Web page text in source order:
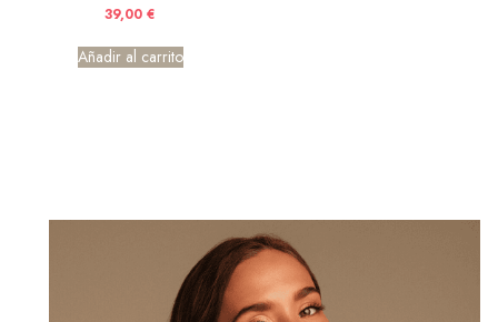
39,00 €
Añadir al carrito